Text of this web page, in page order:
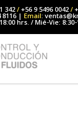
342 /+56 9 5496 0042 /
8116 | Email:
hrs. / Mié-Vie: